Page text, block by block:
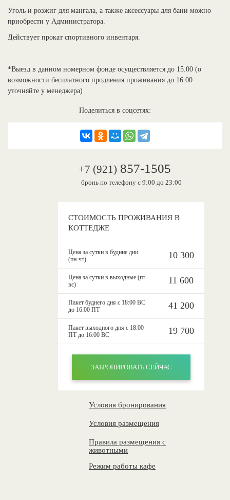
Уголь и розжиг для мангала, а также аксессуары для бани можно
приобрести у Администратора.
Действует прокат спортивного инвентаря.
*Выезд в данном номерном фонде осуществляется до 15.00 (о
возможности бесплатного продления проживания до 16.00
уточняйте у менеджера)
Поделиться в соцсетях:
+7 (921) 857-1505
бронь по телефону с 9:00 до 23:00
СТОИМОСТЬ ПРОЖИВАНИЯ В
КОТТЕДЖЕ
Цена за сутки в будние дни
(пн-чт)
10 300
Цена за сутки в выходные (пт-
вс)
11 600
Пакет буднего дня с 18:00 ВС
до 16:00 ПТ
41 200
Пакет выходного дня с 18:00
ПТ до 16:00 ВС
19 700
ЗАБРОНИРОВАТЬ СЕЙЧАС
Условия бронирования
Условия размещения
Правила размещения с
животными
Режим работы кафе